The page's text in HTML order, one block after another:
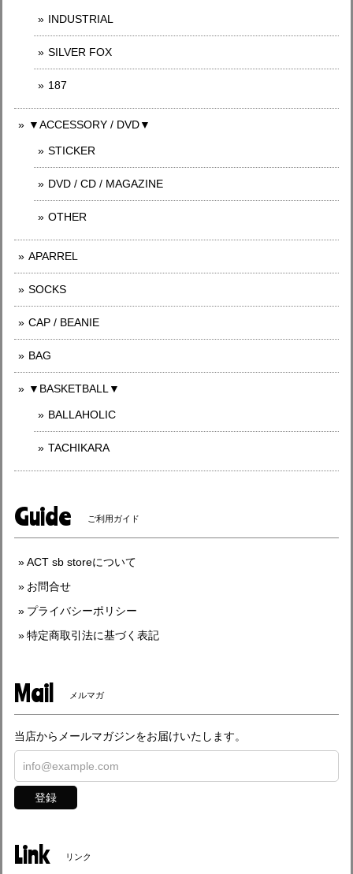
INDUSTRIAL
SILVER FOX
187
▼ACCESSORY / DVD▼
STICKER
DVD / CD / MAGAZINE
OTHER
APARREL
SOCKS
CAP / BEANIE
BAG
▼BASKETBALL▼
BALLAHOLIC
TACHIKARA
Guide ご利用ガイド
ACT sb storeについて
お問合せ
プライバシーポリシー
特定商取引法に基づく表記
Mail メルマガ
当店からメールマガジンをお届けいたします。
登録
Link リンク